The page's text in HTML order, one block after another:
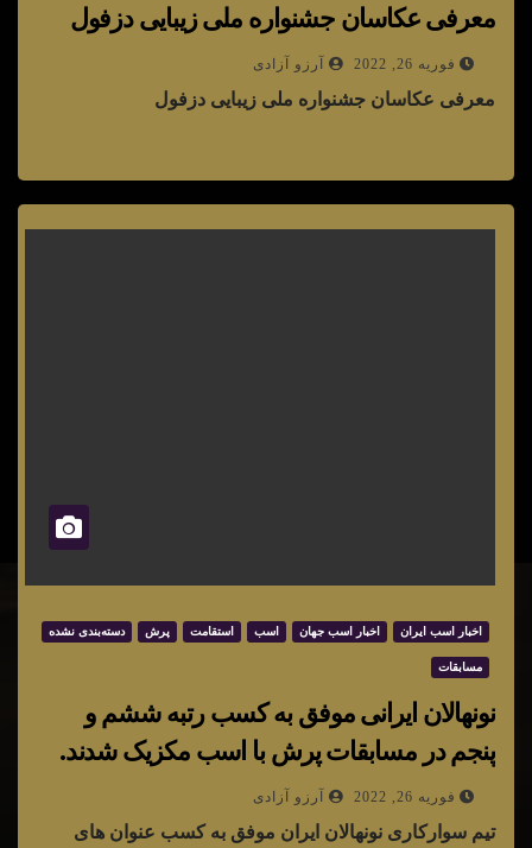
معرفی عکاسان جشنواره ملی زیبایی دزفول
فوریه 26, 2022 آرزو آزادی
معرفی عکاسان جشنواره ملی زیبایی دزفول
اخبار اسب ایران اخبار اسب جهان اسب استقامت پرش دسته‌بندی نشده
مسابقات
نونهالان ایرانی موفق به کسب رتبه ششم و
پنجم در مسابقات پرش با اسب مکزیک شدند.
فوریه 26, 2022 آرزو آزادی
تیم سوارکاری نونهالان ایران موفق به کسب عنوان های